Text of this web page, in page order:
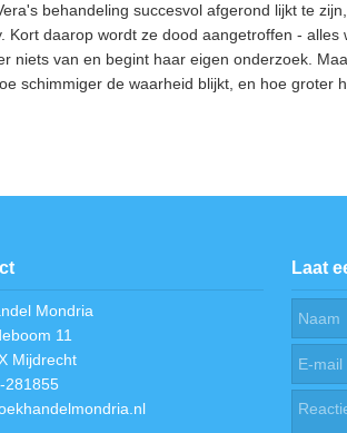
behandeling succesvol afgerond lijkt te
Kort daarop wordt ze dood aangetroffen - alles
niets van en begint haar eigen onderzoek.
schimmiger de waarheid blijkt, en hoe groter
Mondria
11
Mijdrecht
281855
Laat